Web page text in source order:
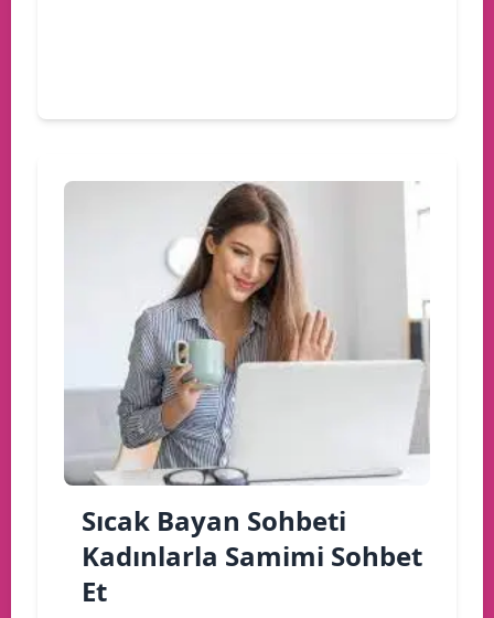
Sıcak Bayan Sohbeti
Kadınlarla Samimi Sohbet
Et